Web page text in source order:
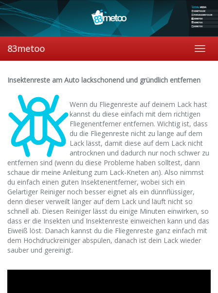
Skip
to
content
83metoo
Insektenreste am Auto lackschonend und gründlich entfernen
Wenn du Fliegenreste auf deinem Lack hast
kannst du diese einfach mit dem richtigen
Fliegenentferner entfernen. Wichtig ist, dass
du die Fliegenreste nicht zu lange auf dem
Lack lässt, damit diese auf dem Lack nicht
antrocknen und dadurch nur noch schwer zu
entfernen sind (wenn du diese Probleme haben solltest, dann
schaue dir meine Anleitung zum Lack-Kneten an). Also nimmst
du einfach einen guten Insektenentferner, wobei sich ein
Gelartiger Reiniger noch besser eignet als ein dünnflüssiger,
denn dieser verweilt länger auf dem Lack und läuft nicht so
schnell ab. Diesen Reiniger lässt du einige Minuten einwirken, so
dass er die Insekten und Insektenreste einweichen kann und das
Eiweiß löst. Danach kannst du die Fliegenreste ganz einfach mit
dem Hochdruckreiniger abspülen, danach ist dein Lack wieder
sauber und gereinigt.